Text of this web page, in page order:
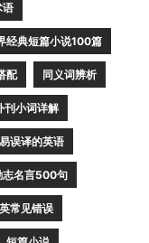
语
经典短篇小说100篇
配 同义词辨析
刊小词详解
误译的英语
志名言500句
常见错误